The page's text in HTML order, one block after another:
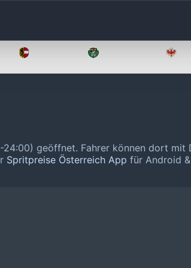
24:00) geöffnet. Fahrer können dort mit
Spritpreise Österreich App für Android